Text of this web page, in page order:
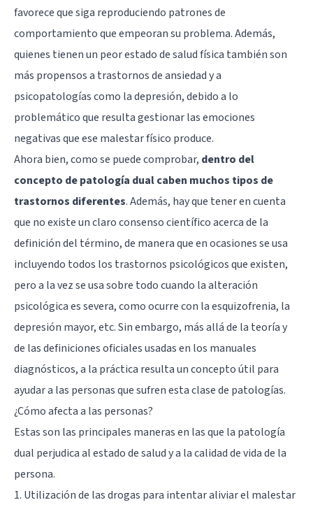
favorece que siga reproduciendo patrones de
comportamiento que empeoran su problema. Además,
quienes tienen un peor estado de salud física también son
más propensos a trastornos de ansiedad y a
psicopatologías como la depresión, debido a lo
problemático que resulta gestionar las emociones
negativas que ese malestar físico produce.
Ahora bien, como se puede comprobar, dentro del
concepto de patología dual caben muchos tipos de
trastornos diferentes. Además, hay que tener en cuenta
que no existe un claro consenso científico acerca de la
definición del término, de manera que en ocasiones se usa
incluyendo todos los trastornos psicológicos que existen,
pero a la vez se usa sobre todo cuando la alteración
psicológica es severa, como ocurre con laesquizofrenia, la
depresión mayor, etc. Sin embargo, más allá de la teoría y
de las definiciones oficiales usadas en los manuales
diagnósticos, a la práctica resulta un concepto útil para
ayudar a las personas que sufren esta clase de patologías.
¿Cómo afecta a las personas?
Estas son las principales maneras en las que la patología
dual perjudica al estado de salud y a la calidad de vida de la
persona.
1. Utilización de las drogas para intentar aliviar el malestar